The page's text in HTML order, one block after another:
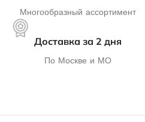
Многообразный ассортимент
Доставка за 2 дня
По Москве и МО